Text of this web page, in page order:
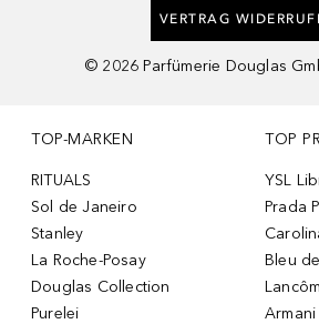
VERTRAG
© 2026 Parfümerie Douglas
TOP-MARKEN
RITUALS
Sol de Janeiro
Stanley
La Roche-Posay
Douglas Collection
Purelei
TOP
YSL
Prada
Bleu